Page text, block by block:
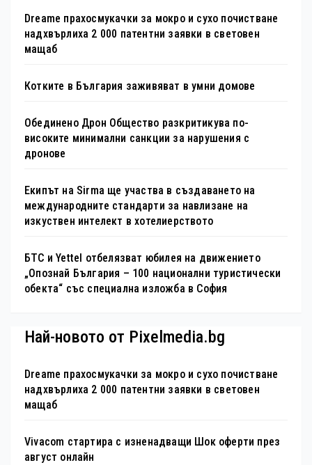
Dreame прахосмукачки за мокро и сухо почистване
надхвърлиха 2 000 патентни заявки в световен
мащаб
Котките в България заживяват в умни домове
Обединено Дрон Общество разкритикува по-
високите минимални санкции за нарушения с
дронове
Екипът на Sirma ще участва в създаването на
международните стандарти за навлизане на
изкуствен интелект в хотелиерството
БТС и Yettel отбелязват юбилея на движението
„Опознай България – 100 национални туристически
обекта“ със специална изложба в София
Най-новото от Pixelmedia.bg
Dreame прахосмукачки за мокро и сухо почистване
надхвърлиха 2 000 патентни заявки в световен
мащаб
Vivacom стартира с изненадващи Шок оферти през
август онлайн